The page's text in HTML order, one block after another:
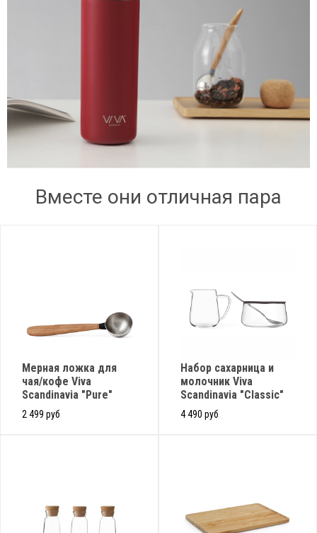
Вместе они отличная пара
Мерная ложка для
чая/кофе Viva
Scandinavia "Pure"
2 499 руб
Набор сахарница и
молочник Viva
Scandinavia "Classic"
4 490 руб